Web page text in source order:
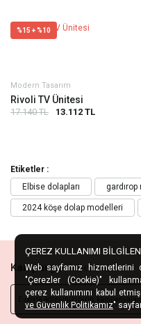
%15 + %10
Modern Tasarım
Rivoli TV Ünitesi
17.140 TL 13.112 TL
Etiketler :
Elbise dolapları
2024 köşe dolap modelleri
KampanyaHabercisi
ÇEREZ KULLANIMI
Web sayfamız
"Çerezler (Cookie)"
çerez kullanımını kabul
ve Güvenlik Politikamız"